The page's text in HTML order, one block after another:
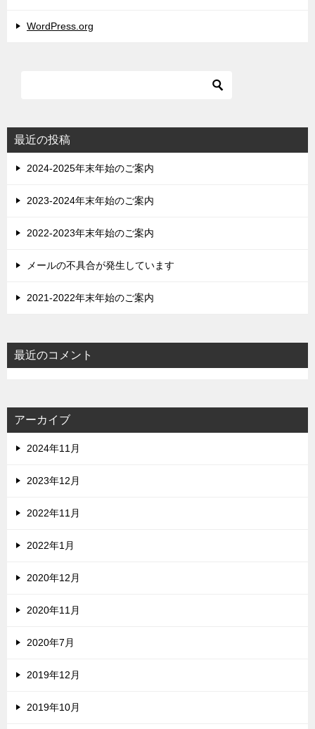
WordPress.org
最近の投稿
2024-2025年末年始のご案内
2023-2024年末年始のご案内
2022-2023年末年始のご案内
メールの不具合が発生しています
2021-2022年末年始のご案内
最近のコメント
アーカイブ
2024年11月
2023年12月
2022年11月
2022年1月
2020年12月
2020年11月
2020年7月
2019年12月
2019年10月